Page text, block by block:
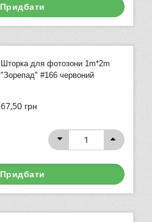
Придбати
Шторка для фотозони 1m*2m
"Зорепад" #166 червоний
67,50 грн
Придбати